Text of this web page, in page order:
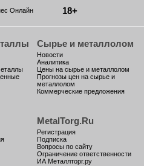
Онлайн 18+
Сырье и металлолом
Новости
Аналитика
Цены на сырье и металлолом
Прогнозы цен на сырье и
металлолом
Коммерческие предложения
MetalTorg.Ru
Регистрация
Подписка
Вопросы по сайту
Ограничение ответственности
ИА Металлторг.ру